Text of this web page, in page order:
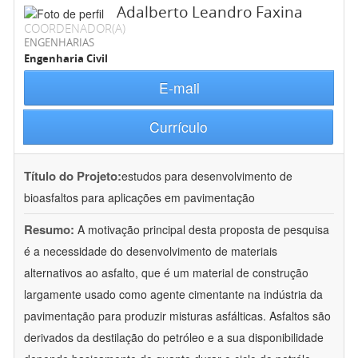
Adalberto Leandro Faxina
COORDENADOR(A)
ENGENHARIAS
Engenharia Civil
E-mail
Currículo
Título do Projeto:estudos para desenvolvimento de
bioasfaltos para aplicações em pavimentação
Resumo: A motivação principal desta proposta de pesquisa
é a necessidade do desenvolvimento de materiais
alternativos ao asfalto, que é um material de construção
largamente usado como agente cimentante na indústria da
pavimentação para produzir misturas asfálticas. Asfaltos são
derivados da destilação do petróleo e a sua disponibilidade